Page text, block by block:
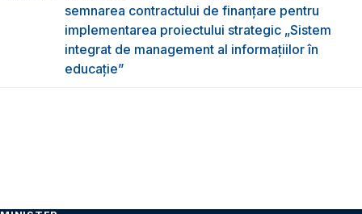
semnarea contractului de finanțare pentru
implementarea proiectului strategic „Sistem
integrat de management al informațiilor în
educație”